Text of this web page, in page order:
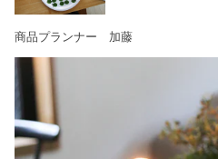
商品プランナー 加藤